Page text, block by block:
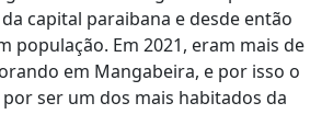
capital paraibana e desde então
população. Em 2021, eram mais de
em Mangabeira, e por isso o
ser um dos mais habitados da